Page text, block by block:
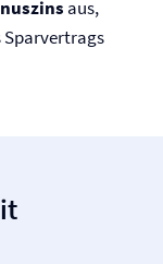
aus,
Sparvertrags